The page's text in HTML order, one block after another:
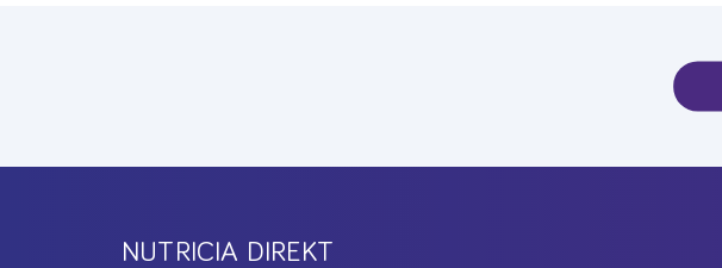
NUTRICIA DIREKT